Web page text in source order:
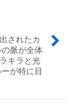
されたカ
脈が全体
キラと光
が特に目